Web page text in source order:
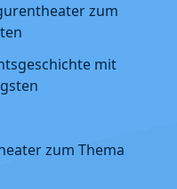
zum
mit
zum Thema